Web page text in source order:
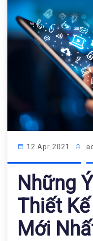
12 Apr 2021
Những
Thiết
Mới